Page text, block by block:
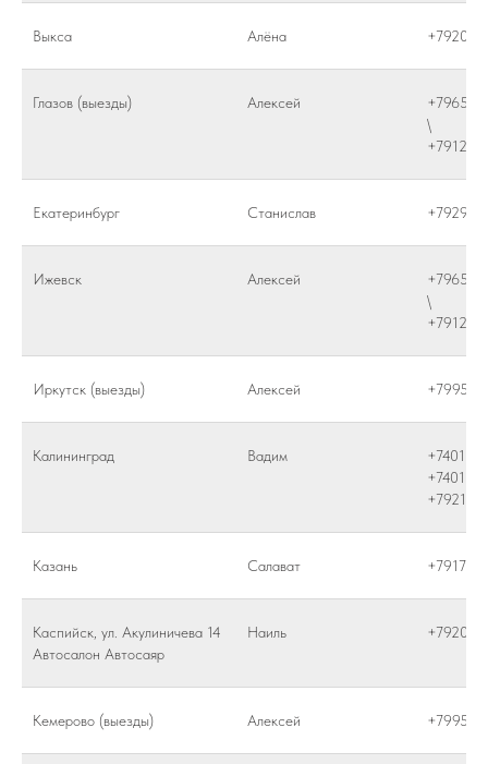
Выкса Алёна
Глазов (выезды) Алексей
\
Екатеринбург Станислав
Ижевск Алексей
\
Иркутск (выезды) Алексей
Калининград Вадим
Казань Салават
Каспийск, ул. Акулиничева 14
Автосалон Автосаяр
Наиль
Кемерово (выезды) Алексей